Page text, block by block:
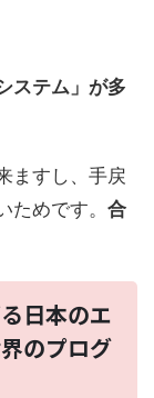
ステム」が多
ますし、手戻
めです。 合
日本のエ
のプログ